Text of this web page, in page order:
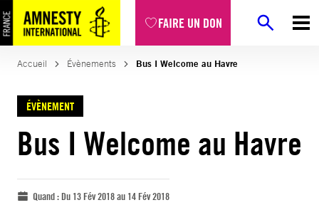
FAIRE UN DON
Accueil Évènements Bus I Welcome au Havre
ÉVÈNEMENT
Bus I Welcome au Havre
Quand :Du 13 Fév 2018 au 14 Fév 2018